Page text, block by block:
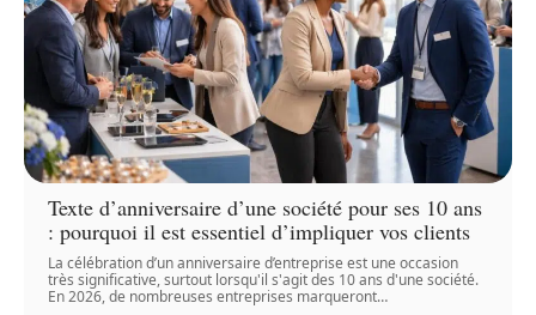
Texte d’anniversaire d’une société pour ses 10 ans
: pourquoi il est essentiel d’impliquer vos clients
La célébration d’un anniversaire d’entreprise est une occasion
très significative, surtout lorsqu'il s'agit des 10 ans d'une société.
En 2026, de nombreuses entreprises marqueront…